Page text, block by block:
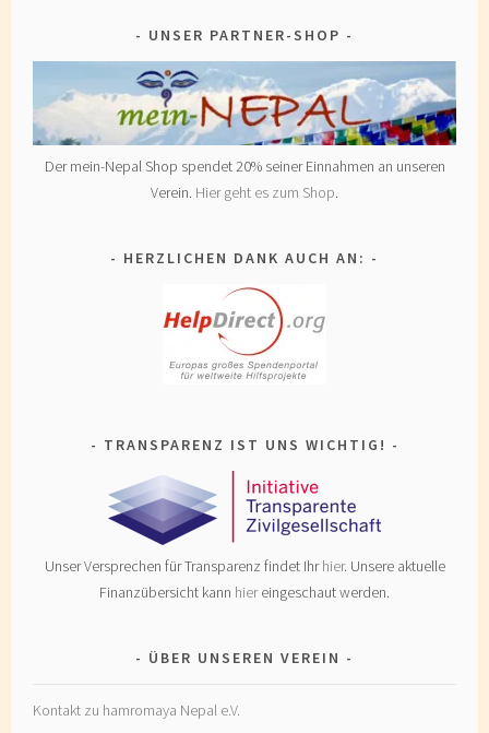
UNSER PARTNER-SHOP
Der mein-Nepal Shop spendet 20% seiner Einnahmen an unseren
Verein. Hier geht es zum Shop.
HERZLICHEN DANK AUCH AN:
TRANSPARENZ IST UNS WICHTIG!
Unser Versprechen für Transparenz findet Ihrhier. Unsere aktuelle
Finanzübersicht kann hiereingeschaut werden.
ÜBER UNSEREN VEREIN
Kontakt zu hamromaya Nepal e.V.